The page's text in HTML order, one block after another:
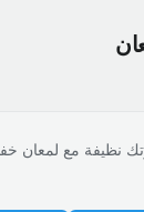
نظيفة مع لمعان